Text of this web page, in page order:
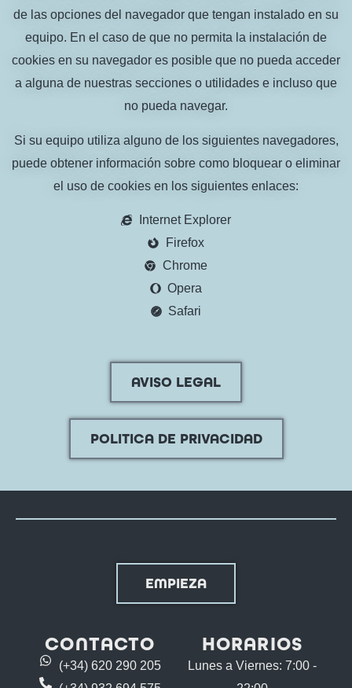
de las opciones del navegador que tengan instalado en su
equipo. En el caso de que no permita la instalación de
cookies en su navegador es posible que no pueda acceder
a alguna de nuestras secciones o utilidades e incluso que
no pueda navegar.
Si su equipo utiliza alguno de los siguientes navegadores,
puede obtener información sobre como bloquear o eliminar
el uso de cookies en los siguientes enlaces:
Internet Explorer
Firefox
Chrome
Opera
Safari
AVISO LEGAL
POLITICA DE PRIVACIDAD
EMPIEZA
CONTACTO
(+34) 620 290 205
HORARIOS
Lunes a Viernes: 7:00 -